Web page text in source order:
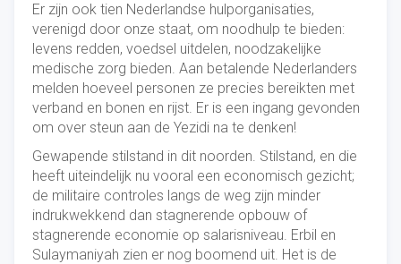
Er zijn ook tien Nederlandse hulporganisaties,
verenigd door onze staat, om noodhulp te bieden:
levens redden, voedsel uitdelen, noodzakelijke
medische zorg bieden. Aan betalende Nederlanders
melden hoeveel personen ze precies bereikten met
verband en bonen en rijst. Er is een ingang gevonden
om over steun aan de Yezidi na te denken!
Gewapende stilstand in dit noorden. Stilstand, en die
heeft uiteindelijk nu vooral een economisch gezicht;
de militaire controles langs de weg zijn minder
indrukwekkend dan stagnerende opbouw of
stagnerende economie op salarisniveau. Erbil en
Sulaymaniyah zien er nog boomend uit. Het is de